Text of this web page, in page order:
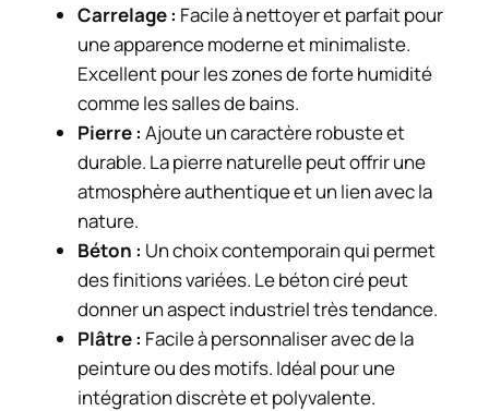
Carrelage : Facile à nettoyer et parfait pour
une apparence moderne et minimaliste.
Excellent pour les zones de forte humidité
comme les salles de bains.
Pierre : Ajoute un caractère robuste et
durable. La pierre naturelle peut offrir une
atmosphère authentique et un lien avec la
nature.
Béton : Un choix contemporain qui permet
des finitions variées. Le béton ciré peut
donner un aspect industriel très tendance.
Plâtre : Facile à personnaliser avec de la
peinture ou des motifs. Idéal pour une
intégration discrète et polyvalente.